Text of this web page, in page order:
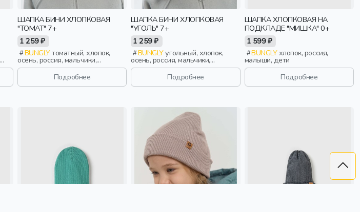
ШАПКА БИНИ ХЛОПКОВАЯ
"ТОМАТ" 7+
1 259 ₽
BUNGLYтоматный, хлопок,
осень, россия, мальчики,
школьники, подростки, дети
Подробнее
ШАПКА БИНИ ХЛОПКОВАЯ
"УГОЛЬ" 7+
1 259 ₽
BUNGLYугольный, хлопок,
осень, россия, мальчики,
школьники, подростки, дети
Подробнее
ШАПКА ХЛОПКОВАЯ НА
ПОДКЛАДЕ "МИШКА" 0+
1 599 ₽
BUNGLYхлопок, россия,
малыши, дети
Подробнее